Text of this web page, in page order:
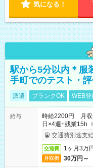
気になる！
駅から5分以内＊服
手町でのテスト・
派遣 ブランクOK WEB登
給与
時給2200円 月収
日×4週+残業15h
交通費別途支
交通費 1ヶ月3万
月収例 30万円～